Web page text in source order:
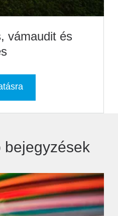
vámaudit és
bejegyzések